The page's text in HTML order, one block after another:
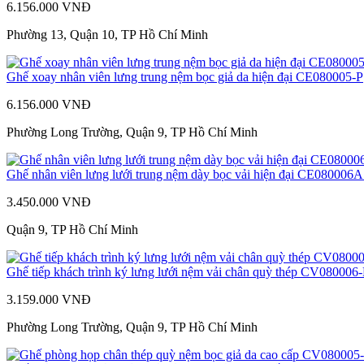
6.156.000 VNĐ
Phường 13, Quận 10, TP Hồ Chí Minh
Ghế xoay nhân viên lưng trung nệm bọc giả da hiện đại CE080005-P
6.156.000 VNĐ
Phường Long Trường, Quận 9, TP Hồ Chí Minh
Ghế nhân viên lưng lưới trung nệm dày bọc vải hiện đại
3.450.000 VNĐ
Quận 9, TP Hồ Chí Minh
Ghế tiếp khách trình ký lưng lưới nệm vải chân quỳ thép
3.159.000 VNĐ
Phường Long Trường, Quận 9, TP Hồ Chí Minh